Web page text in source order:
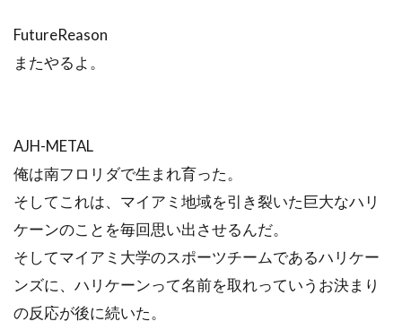
FutureReason
またやるよ。
AJH-METAL
俺は南フロリダで生まれ育った。
そしてこれは、マイアミ地域を引き裂いた巨大なハリ
ケーンのことを毎回思い出させるんだ。
そしてマイアミ大学のスポーツチームであるハリケー
ンズに、ハリケーンって名前を取れっていうお決まり
の反応が後に続いた。